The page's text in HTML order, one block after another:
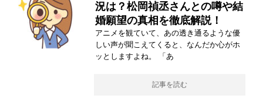
況は？松岡禎丞さんとの噂や結
婚願望の真相を徹底解説！
アニメを観ていて、あの透き通るような優
しい声が聞こえてくると、なんだか心がホ
ッとしますよね。 「あ
記事を読む